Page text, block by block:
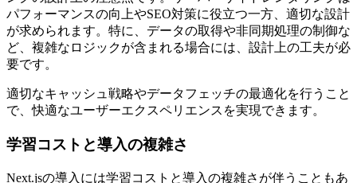
パフォーマンスの向上やSEO対策に役立つ一方、 適切な設計
が求められます。 特に、データの取得や非同期処理の制御な
ど、複雑なロジックが含まれる場合には、設計上の工夫が必
要です。
適切なキャッシュ戦略やデータフェッチの最適化を行うこと
で、快適なユーザーエクスペリエンスを実現できます。
学習コストと導入の複雑さ
Next.jsの導入には学習コストと導入の複雑さが伴うこともあ